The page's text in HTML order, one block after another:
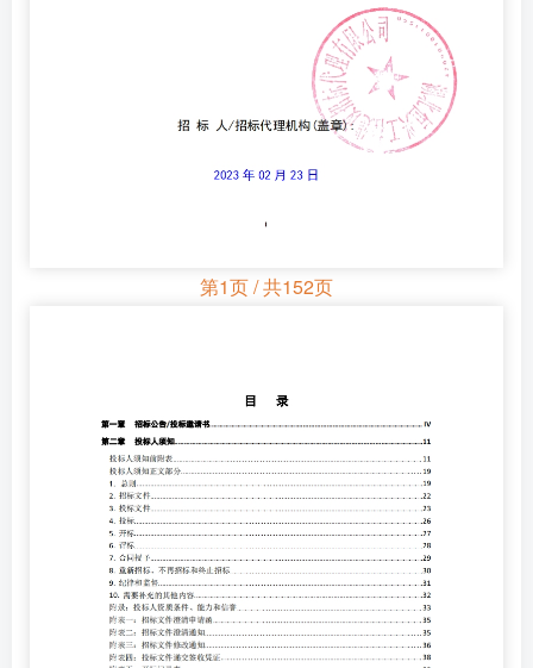
第1页 / 共152页